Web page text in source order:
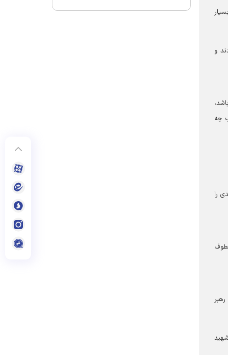
و
چه
را